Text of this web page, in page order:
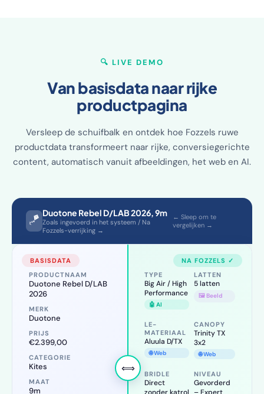
🔍 LIVE DEMO
Van basisdata naar rijke
productpagina
Versleep de schuifbalk en ontdek hoe Fozzels ruwe
productdata transformeert naar rijke, conversiegerichte
content, automatisch vanuit afbeeldingen, het web en AI.
🪁 Duotone Rebel D/LAB 2026, 9m
Zoals ingevoerd in het systeem / Na
Fozzels-verrijking →
← Sleep om te
vergelijken →
BASISDATA
PRODUCTNAAM
Duotone
Rebel D/LAB
MERK
PRIJS
CATEGORIE
MAAT
NA FOZZELS ✓
Big Air / High
Performance
LATTEN
5 latten
🖼️ Beeld
LE-MATERIAAL
Aluula D/TX
CANOPY
Trinity TX 3x2
🌐 Web
BRIDLE
Direct zonder
katrol
Gevorderd –
Expert